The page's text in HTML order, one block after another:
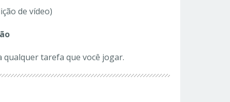
de vídeo)
tarefa que você jogar.